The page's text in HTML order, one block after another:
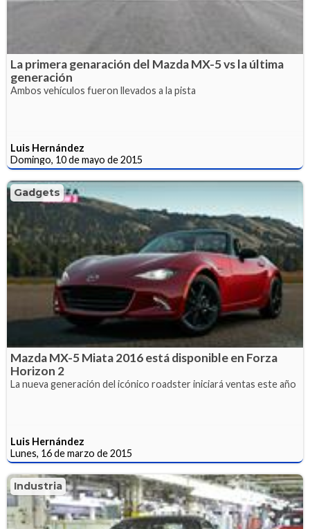
La primera genaración del Mazda MX-5 vs la última
generación
Ambos vehículos fueron llevados a la pista
Luis Hernández
Domingo, 10 de mayo de 2015
Gadgets
Mazda MX-5 Miata 2016 está disponible en Forza
Horizon 2
La nueva generación del icónico roadster iniciará ventas este año
Luis Hernández
Lunes, 16 de marzo de 2015
Industria